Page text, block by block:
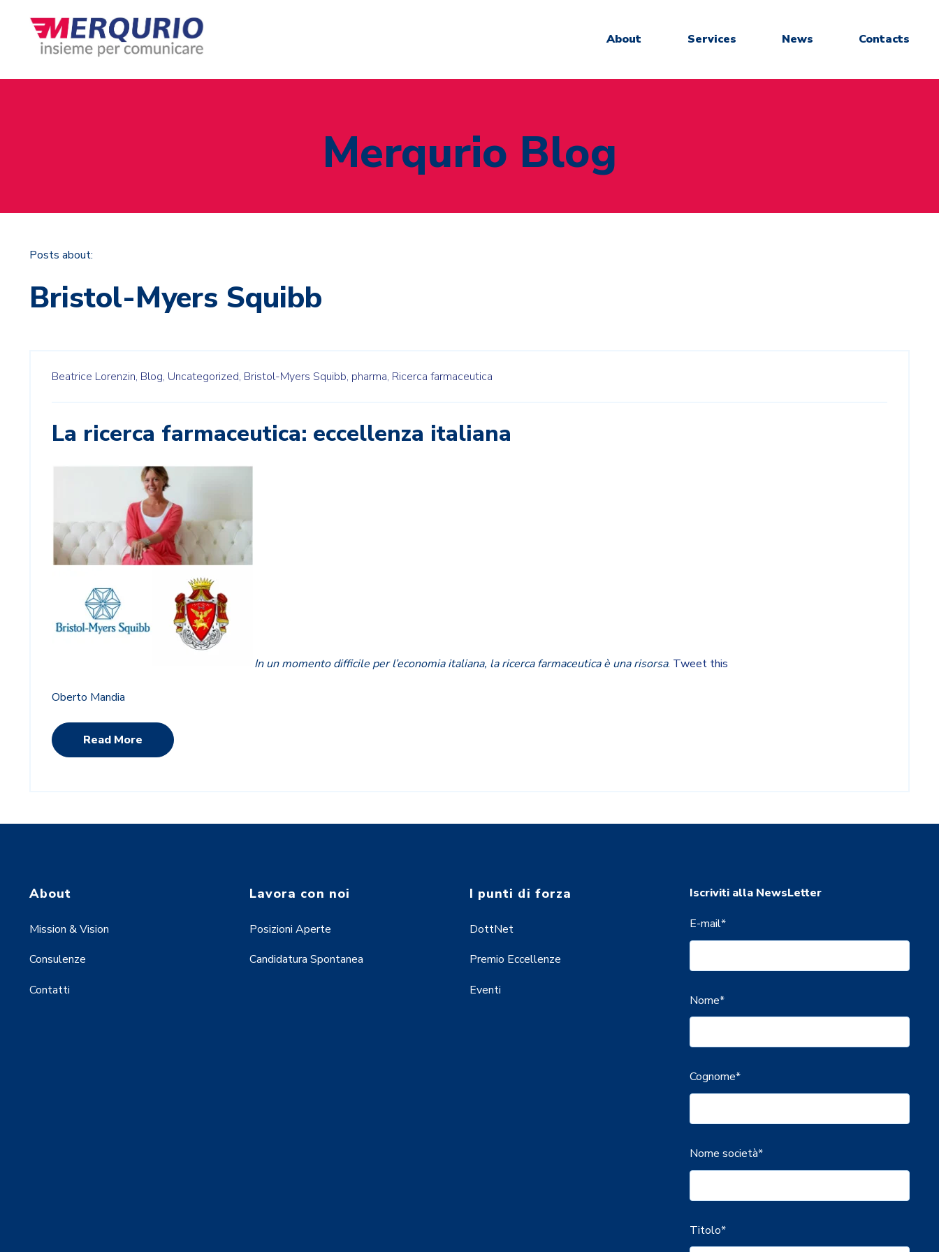
About Services News Contacts
Merqurio Blog
Posts about:
Bristol-Myers Squibb
Beatrice Lorenzin, Blog, Uncategorized, Bristol-Myers Squibb, pharma, Ricerca farmaceutica
La ricerca farmaceutica: eccellenza italiana
In un momento difficile per l’economia italiana, la ricerca farmaceutica è una risorsa. Tweet this
Oberto Mandia
Read More
About
Mission & Vision
Consulenze
Contatti
Lavora con noi
Posizioni Aperte
Candidatura Spontanea
I punti di forza
DottNet
Premio Eccellenze
Eventi
Iscriviti alla NewsLetter
E-mail*
Nome*
Cognome*
Nome società*
Titolo*